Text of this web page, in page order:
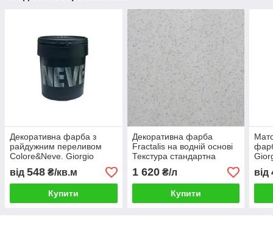
Декоративна фарба з
райдужним переливом
Colore&Neve. Giorgio
Graesan & Friends
від 548 ₴/кв.м
Купити
Декоративна фарба
Fractalis на водній основі
Текстура стандартна
Multicolor Pietra 15 л
1 620₴/л
Купити
від